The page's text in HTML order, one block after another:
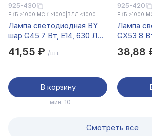
925-430
ЕКБ >1000 МСК >1000 ВЛД <1000
Лампа светодиодная BY
шар G45 7 Вт, E14, 630 Лм,
IRF <5%,IC, 2 года гар.
41,55 ₽ /шт.
В корзину
мин. 10
925-420
ЕКБ >1000
Лампа
GX53 8
<5%,IC, 2
38,88
Смотреть все